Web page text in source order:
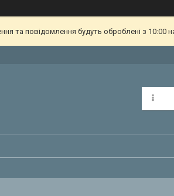
та повідомлення будуть оброблені з 10:00